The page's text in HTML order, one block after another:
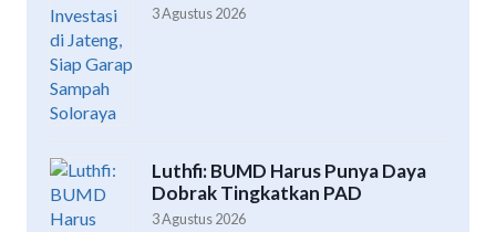
3 Agustus 2026
Luthfi: BUMD Harus Punya Daya
Dobrak Tingkatkan PAD
3 Agustus 2026